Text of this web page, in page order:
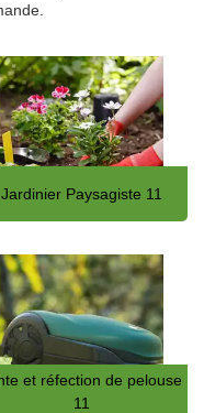
Jardinier Paysagiste 11
et réfection de pelouse
11